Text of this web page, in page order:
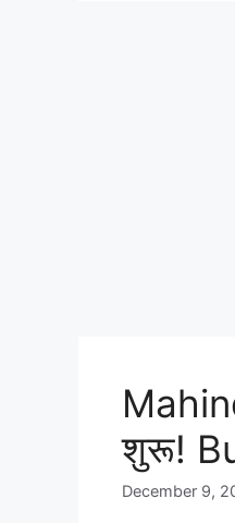
शुरू!
December 9,